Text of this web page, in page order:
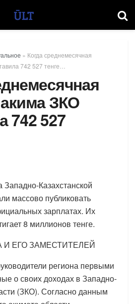
» Когда среднемесячная
742 527 тенге…
ЗКО
742 527
Казахстанской
массово публиковать
зарплатах. Их
8 миллионов тенге.
И ЕГО ЗАМЕСТИТЕЛЕЙ
региона первыми
о своих доходах в Западно-
(ЗКО). Согласно данным